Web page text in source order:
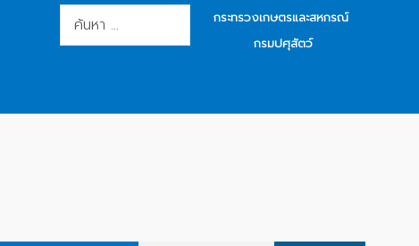
การค้นหา
กระทรวงเกษตรและสหกรณ์
กรมปศุสัตว์